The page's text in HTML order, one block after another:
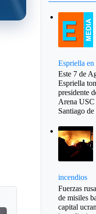
Espriella en
Este 7 de
Espriella
presidente
Arena
Santiago
incendios
Fuerzas
de misiles
capital